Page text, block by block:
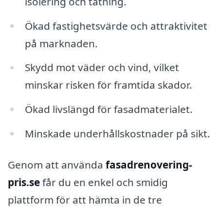
Ökad fastighetsvärde och attraktivitet
på marknaden.
Skydd mot väder och vind, vilket
minskar risken för framtida skador.
Ökad livslängd för fasadmaterialet.
Minskade underhållskostnader på sikt.
Genom att använda fasadrenovering-
pris.sefår du en enkel och smidig
plattform för att hämta in de tre